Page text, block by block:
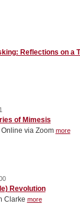
Reflections on a
of Mimesis
via Zoom more
Revolution
Clarke more